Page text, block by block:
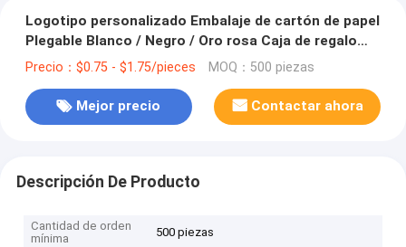
Logotipo personalizado Embalaje de cartón de papel
Plegable Blanco / Negro / Oro rosa Caja de regalo
magnética de lujo con cerradura de cinta
Precio：$0.75 - $1.75/pieces MOQ：500 piezas
Mejor precio Contactar ahora
Descripción De Producto
Cantidad de orden
mínima
500 piezas